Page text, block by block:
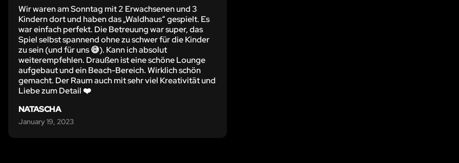
Wir waren am Sonntag mit 2 Erwachsenen und 3
Kindern dort und haben das „Waldhaus“ gespielt. Es
war einfach perfekt. Die Betreuung war super, das
Spiel selbst spannend ohne zu schwer für die Kinder
zu sein (und für uns 😅). Kann ich absolut
weiterempfehlen. Draußen ist eine schöne Lounge
aufgebaut und ein Beach-Bereich. Wirklich schön
gemacht. Der Raum auch mit sehr viel Kreativität und
Liebe zum Detail ❤️
NATASCHA
January 19, 2023